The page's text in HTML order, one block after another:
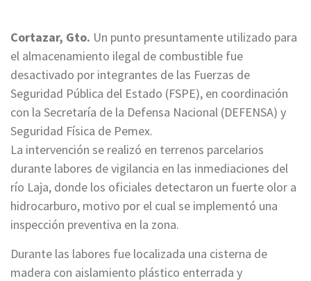
Cortazar, Gto. Un punto presuntamente utilizado para
el almacenamiento ilegal de combustible fue
desactivado por integrantes de las Fuerzas de
Seguridad Pública del Estado (FSPE), en coordinación
con la Secretaría de la Defensa Nacional (DEFENSA) y
Seguridad Física de Pemex.
La intervención se realizó en terrenos parcelarios
durante labores de vigilancia en las inmediaciones del
río Laja, donde los oficiales detectaron un fuerte olor a
hidrocarburo, motivo por el cual se implementó una
inspección preventiva en la zona.
Durante las labores fue localizada una cisterna de
madera con aislamiento plástico enterrada y